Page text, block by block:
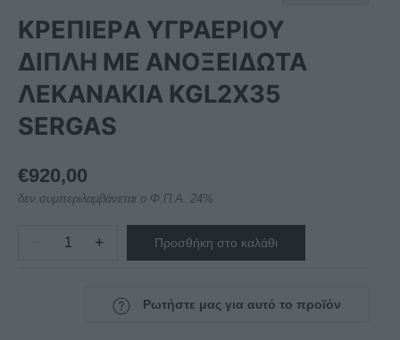
ΚΡΕΠΙΕΡA ΥΓΡΑΕΡΙΟΥ
ΔΙΠΛΗ ΜΕ ΑΝΟΞΕΙΔΩΤΑ
ΛΕΚΑΝΑΚΙΑ KGL2X35
SERGAS
€920,00
δεν συμπεριλαμβάνεται ο Φ.Π.Α. 24%
ΚΡΕΠΙΕΡA
+ Προσθήκη στο καλάθι
Ρωτήστε μας για αυτό το προϊόν